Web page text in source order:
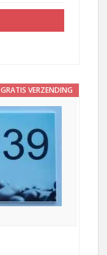
GRATIS VERZENDING